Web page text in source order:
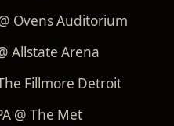
Ovens Auditorium
Allstate Arena
Fillmore Detroit
@ The Met